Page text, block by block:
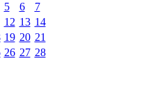
5 6
7
12 13 14
19 20 21
26 27 28